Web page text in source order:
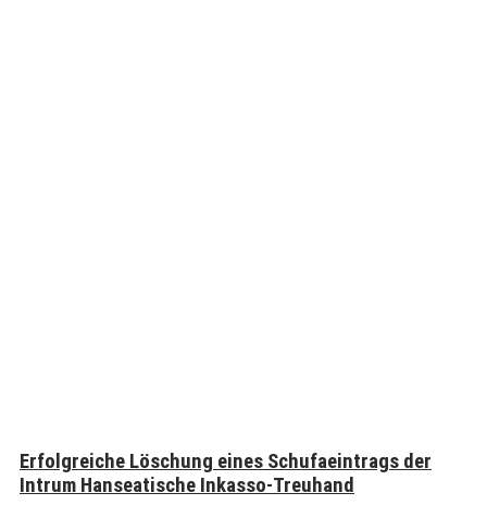
Erfolgreiche Löschung eines Schufaeintrags der
Intrum Hanseatische Inkasso-Treuhand